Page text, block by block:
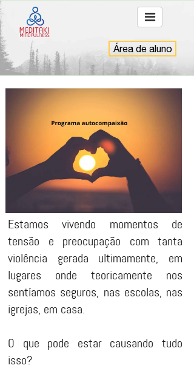
Área de aluno
Estamos vivendo momentos de
tensão e preocupação com tanta
violência gerada ultimamente, em
lugares onde teoricamente nos
sentíamos seguros, nas escolas, nas
igrejas, em casa.
O que pode estar causando tudo
isso?